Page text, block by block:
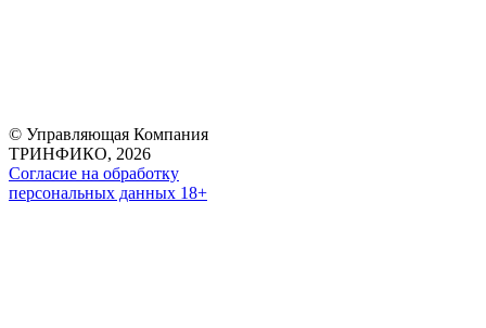
© Управляющая Компания
ТРИНФИКО, 2026
Согласие на обработку
персональных данных 18+